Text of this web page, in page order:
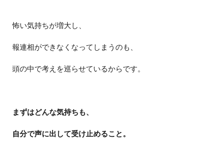
怖い気持ちが増大し、
報連相ができなくなってしまうのも、
頭の中で考えを巡らせているからです。
まずはどんな気持ちも、
自分で声に出して受け止めること。